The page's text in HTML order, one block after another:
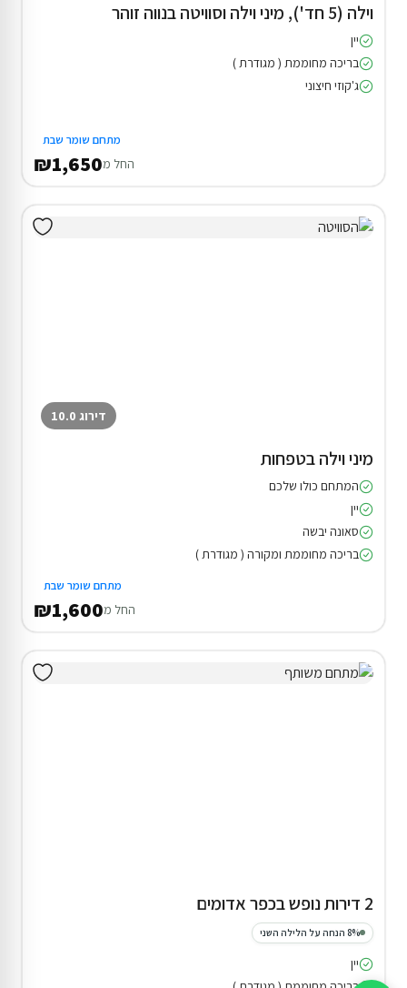
וילה (5 חד'), מיני וילה וסוויטה בנווה זוהר
יין
בריכה מחוממת ( מגודרת )
ג'קוזי חיצוני
מתחם שומר שבת
החל מ₪1,650
דירוג 10.0
מיני וילה בטפחות
המתחם כולו שלכם
יין
סאונה יבשה
בריכה מחוממת ומקורה ( מגודרת )
מתחם שומר שבת
החל מ₪1,600
2 דירות נופש בכפר אדומים
8% הנחה על הלילה השני
יין